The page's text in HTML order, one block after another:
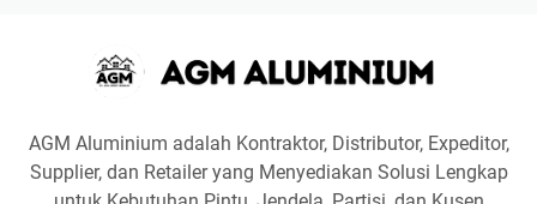
AGM Aluminium adalah Kontraktor, Distributor, Expeditor,
Supplier, dan Retailer yang Menyediakan Solusi Lengkap